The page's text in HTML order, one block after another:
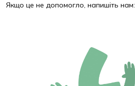
Якщо це не допомогло, напишіть нам: